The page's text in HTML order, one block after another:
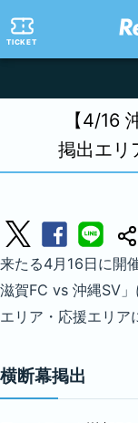
TICKET
【4/16
掲出エリ
来たる4月16日に開
滋賀FC vs 沖縄SV
エリア・応援エリア
横断幕掲出